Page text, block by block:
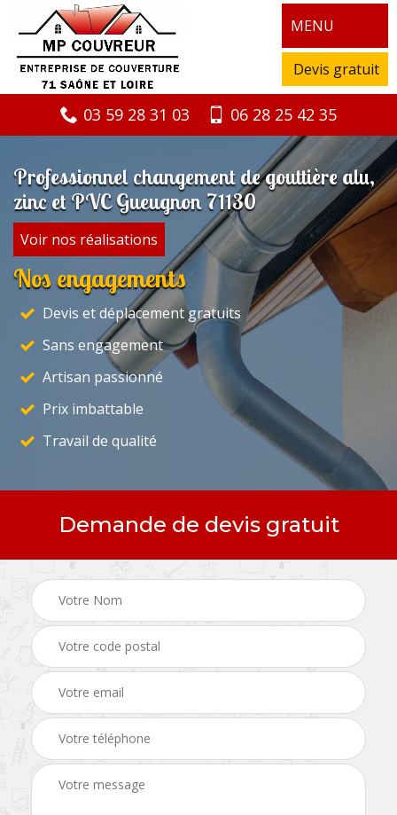
MENU
Devis gratuit
03 59 28 31 03 06 28 25 42 35
Professionnel changement de gouttière alu,
zinc et PVC Gueugnon 71130
Voir nos réalisations
Nos engagements
Devis et déplacement gratuits
Sans engagement
Artisan passionné
Prix imbattable
Travail de qualité
Demande de devis gratuit